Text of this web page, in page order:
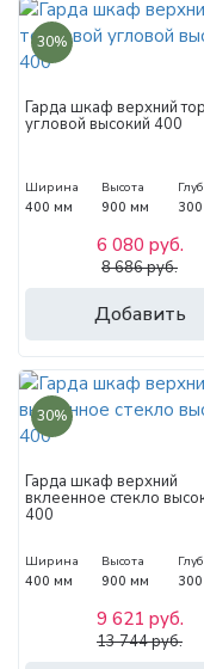
30%
Гарда шкаф верхний
угловой высокий 400
Ширина
400 мм
Высота
900 мм
Добавить
6 080 руб.
8 686 руб.
30%
Гарда шкаф верхний
вклеенное стекло
400
Ширина
400 мм
Высота
900 мм
9 621 руб.
13 744 руб.